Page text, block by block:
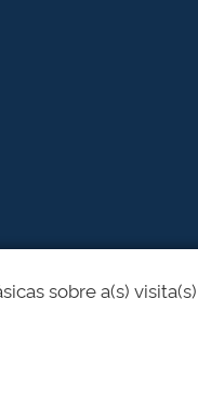
sobre a(s)